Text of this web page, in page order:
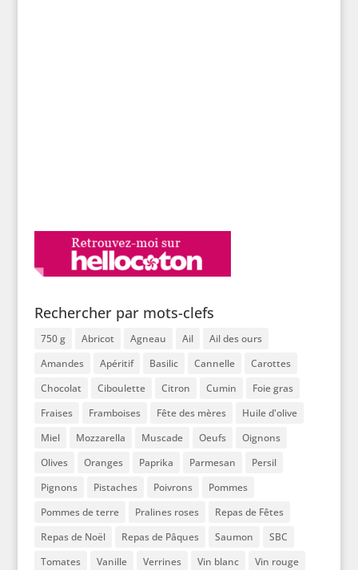
Rechercher par mots-clefs
750 g Abricot Agneau Ail
Ail des ours
Amandes
Apéritif Basilic Cannelle
Carottes
Chocolat
Ciboulette Citron Cumin
Foie gras
Fraises
Framboises Fête des mères
Huile d'olive
Miel
Mozzarella Muscade Oeufs
Oignons
Olives
Oranges Paprika Parmesan
Persil
Pignons
Pistaches Poivrons
Pommes
Pommes de terre
Pralines roses
Repas de Fêtes
Repas de Noël
Repas de Pâques Saumon
SBC
Tomates
Vanille Verrines Vin blanc Vin rouge